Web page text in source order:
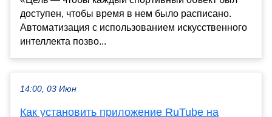
доступен, чтобы время в нем было расписано.
Автоматизация с использованием искусственного
интеллекта позво...
14:00, 03 Июн
Как установить приложение RuTube на